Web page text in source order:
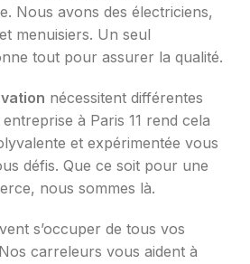
Nous avons des électriciens,
menuisiers. Un seul
tout pour assurer la qualité.
nécessitent différentes
à Paris 11 rend cela
et expérimentée vous
défis. Que ce soit pour une
nous sommes là.
s’occuper de tous vos
carreleurs vous aident à